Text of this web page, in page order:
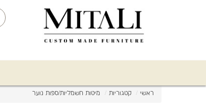
ראשי / קטגוריות / מיטות חשמליות/ספות נוער